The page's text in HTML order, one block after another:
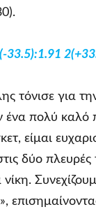
33.5):1.91
τόνισε για
πολύ καλό
είμαι
δύο